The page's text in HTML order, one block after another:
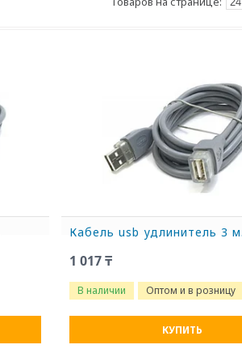
Кабель usb удлинитель 3 м.
1 017 ₸
В наличии Оптом и в розницу
КУПИТЬ